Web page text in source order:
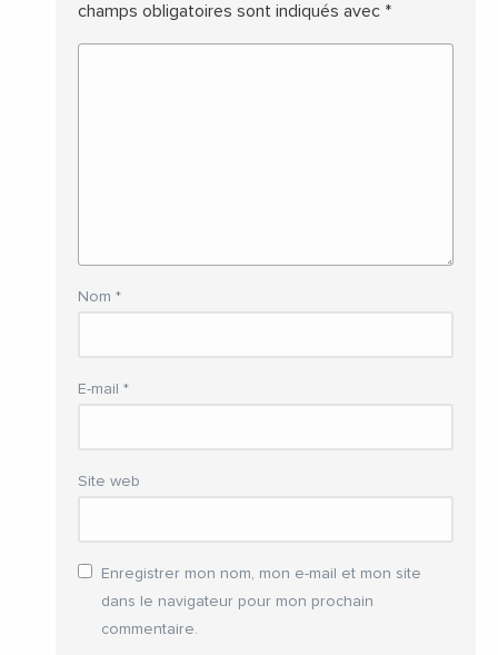
champs obligatoires sont indiqués avec *
Nom *
E-mail *
Site web
Enregistrer mon nom, mon e-mail et mon site
dans le navigateur pour mon prochain
commentaire.